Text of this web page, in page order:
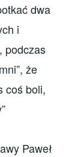
dwa
i
podczas
że
coś boli,
Paweł